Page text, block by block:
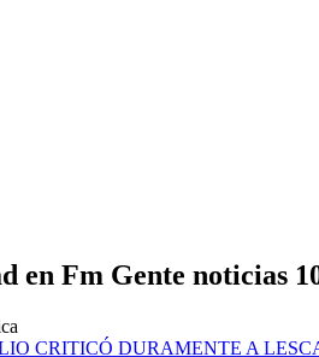
en Fm Gente noticias